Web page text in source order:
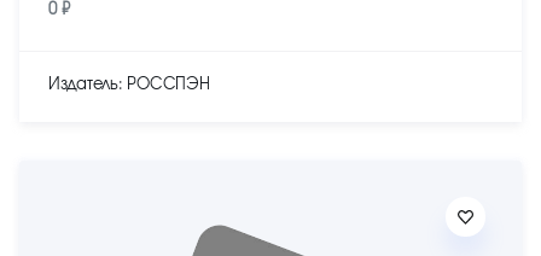
0 ₽
Издатель: РОССПЭН